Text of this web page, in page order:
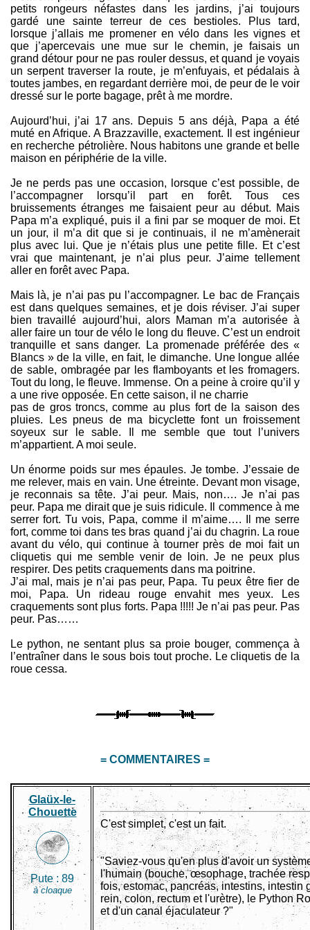
petits rongeurs néfastes dans les jardins, j’ai toujours
gardé une sainte terreur de ces bestioles. Plus tard,
lorsque j’allais me promener en vélo dans les vignes et
que j’apercevais une mue sur le chemin, je faisais un
grand détour pour ne pas rouler dessus, et quand je voyais
un serpent traverser la route, je m’enfuyais, et pédalais à
toutes jambes, en regardant derrière moi, de peur de le voir
dressé sur le porte bagage, prêt à me mordre.
Aujourd’hui, j’ai 17 ans. Depuis 5 ans déjà, Papa a été
muté en Afrique. A Brazzaville, exactement. Il est ingénieur
en recherche pétrolière. Nous habitons une grande et belle
maison en périphérie de la ville.
Je ne perds pas une occasion, lorsque c’est possible, de
l’accompagner lorsqu’il part en forêt. Tous ces
bruissements étranges me faisaient peur au début. Mais
Papa m’a expliqué, puis il a fini par se moquer de moi. Et
un jour, il m’a dit que si je continuais, il ne m’amènerait
plus avec lui. Que je n’étais plus une petite fille. Et c’est
vrai que maintenant, je n’ai plus peur. J’aime tellement
aller en forêt avec Papa.
Mais là, je n’ai pas pu l’accompagner. Le bac de Français
est dans quelques semaines, et je dois réviser. J’ai super
bien travaillé aujourd’hui, alors Maman m’a autorisée à
aller faire un tour de vélo le long du fleuve. C’est un endroit
tranquille et sans danger. La promenade préférée des «
Blancs » de la ville, en fait, le dimanche. Une longue allée
de sable, ombragée par les flamboyants et les fromagers.
Tout du long, le fleuve. Immense. On a peine à croire qu’il y
a une rive opposée. En cette saison, il ne charrie
pas de gros troncs, comme au plus fort de la saison des
pluies. Les pneus de ma bicyclette font un froissement
soyeux sur le sable. Il me semble que tout l’univers
m’appartient. A moi seule.
Un énorme poids sur mes épaules. Je tombe. J’essaie de
me relever, mais en vain. Une étreinte. Devant mon visage,
je reconnais sa tête. J’ai peur. Mais, non…. Je n’ai pas
peur. Papa me dirait que je suis ridicule. Il commence à me
serrer fort. Tu vois, Papa, comme il m’aime…. Il me serre
fort, comme toi dans tes bras quand j’ai du chagrin. La roue
avant du vélo, qui continue à tourner près de moi fait un
cliquetis qui me semble venir de loin. Je ne peux plus
respirer. Des petits craquements dans ma poitrine.
J’ai mal, mais je n’ai pas peur, Papa. Tu peux être fier de
moi, Papa. Un rideau rouge envahit mes yeux. Les
craquements sont plus forts. Papa !!!!! Je n’ai pas peur. Pas
peur. Pas……
Le python, ne sentant plus sa proie bouger, commença à
l’entraîner dans le sous bois tout proche. Le cliquetis de la
roue cessa.
= COMMENTAIRES =
Glaüx-le-
Chouette
Pute :89
à cloaque
C'est simplet, c'est un fait.
"Saviez-vous qu'en plus d'avoir un
l'humain (bouche, œsophage, trachée
fois, estomac, pancréas, intestins, intestin
rein, colon, rectum et l'urètre), le Python
et d'un canal éjaculateur ?"